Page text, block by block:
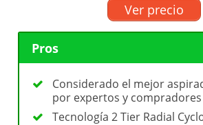
Ver precio
Pros
Considerado el mejor
por expertos y compradores
Tecnología 2 Tier Radial